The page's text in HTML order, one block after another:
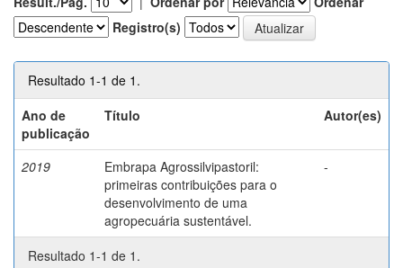
Registro(s)
Resultado 1-1 de 1.
Ano de
publicação
Título Autor(es)
2019
Embrapa Agrossilvipastoril:
primeiras contribuições para o
desenvolvimento de uma
agropecuária sustentável.
-
Resultado 1-1 de 1.